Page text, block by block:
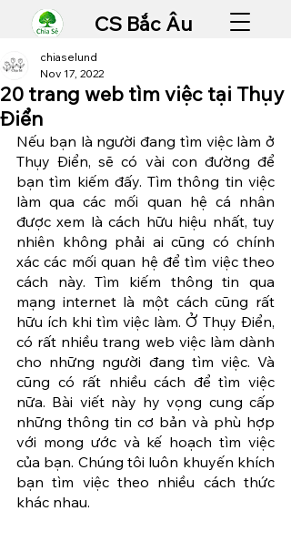
CS Bắc Âu
20 trang web tìm việc tại Thụy
Điển
chiaselund
Nov 17, 2022
Nếu bạn là người đang tìm việc làm ở
Thụy Điển, sẽ có vài con đường để
bạn tìm kiếm đấy. Tìm thông tin việc
làm qua các mối quan hệ cá nhân
được xem là cách hữu hiệu nhất, tuy
nhiên không phải ai cũng có chính
xác các mối quan hệ để tìm việc theo
cách này. Tìm kiếm thông tin qua
mạng internet là một cách cũng rất
hữu ích khi tìm việc làm. Ở Thụy Điển,
có rất nhiều trang web việc làm dành
cho những người đang tìm việc. Và
cũng có rất nhiều cách để tìm việc
nữa. Bài viết này hy vọng cung cấp
những thông tin cơ bản và phù hợp
với mong ước và kế hoạch tìm việc
của bạn. Chúng tôi luôn khuyến khích
bạn tìm việc theo nhiều cách thức
khác nhau.